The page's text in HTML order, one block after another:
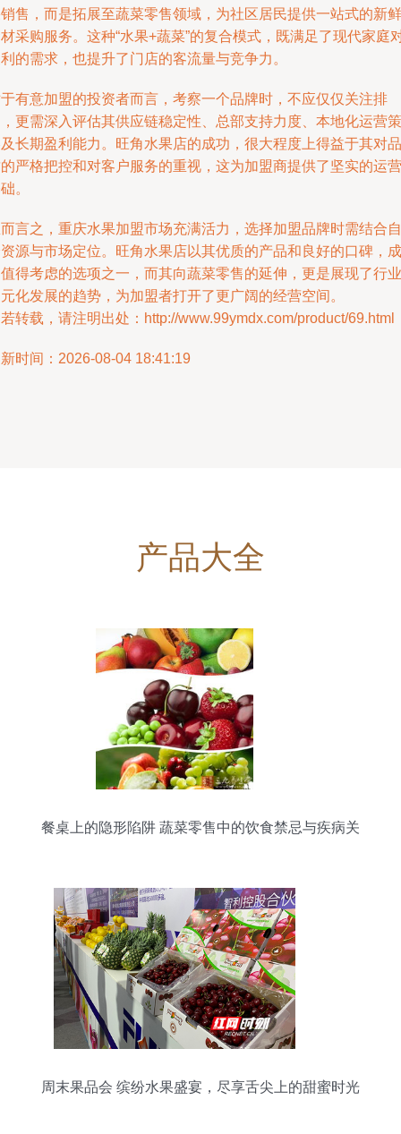
售，而是拓展至蔬菜零售领域，为社区居民提供一站式的新鲜
采购服务。这种“水果+蔬菜”的复合模式，既满足了现代家庭
的需求，也提升了门店的客流量与竞争力。
有意加盟的投资者而言，考察一个品牌时，不应仅仅关注排
更需深入评估其供应链稳定性、总部支持力度、本地化运营策
长期盈利能力。旺角水果店的成功，很大程度上得益于其对品
严格把控和对客户服务的重视，这为加盟商提供了坚实的运营
。
言之，重庆水果加盟市场充满活力，选择加盟品牌时需结合自
源与市场定位。旺角水果店以其优质的产品和良好的口碑，成
得考虑的选项之一，而其向蔬菜零售的延伸，更是展现了行业
化发展的趋势，为加盟者打开了更广阔的经营空间。
转载，请注明出处：http://www.99ymdx.com/product/69.html
时间：2026-08-04 18:41:19
产品大全
餐桌上的隐形陷阱 蔬菜零售中的饮食禁忌与疾病关
周末果品会 缤纷水果盛宴，尽享舌尖上的甜蜜时光